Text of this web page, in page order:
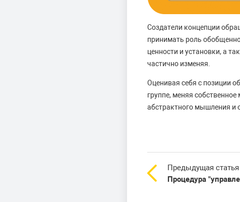
Создатели концепции
принимать роль
ценности и установки, а
частично изменяя.
Оценивая себя с позиции
группе, меняя
абстрактного мышления и
Предыдущая статья
Процедура